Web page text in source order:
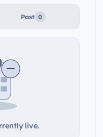
Past 0
live.